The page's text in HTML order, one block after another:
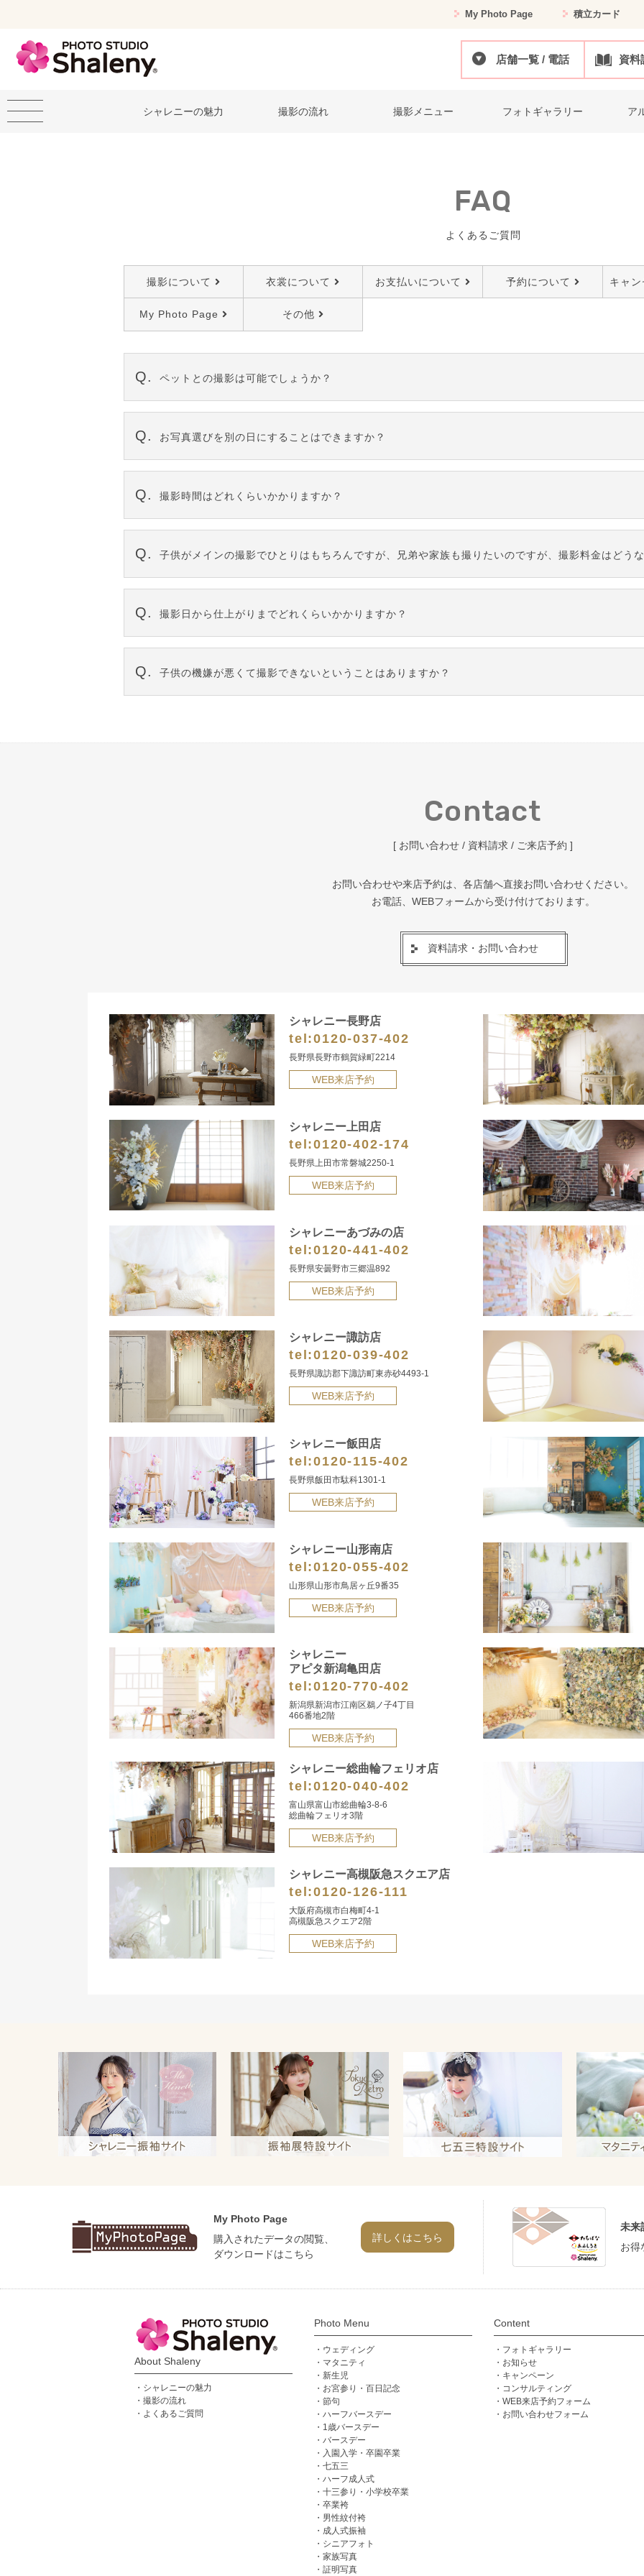
My Photo Page 積立カード
店舗一覧 / 電話 資料
シャレニーの魅力 撮影の流れ 撮影メニュー フォトギャラリー ア
FAQ
よくあるご質問
撮影について 衣裳について お支払いについて 予約について キャン
My Photo Page その他
ペットとの撮影は可能でしょうか？
お写真選びを別の日にすることはできますか？
なお、連絡なくお写真選びにお越し頂けない場合、お撮り頂いたお写真のデータは撮影日より1年経
らかじめご了承くださいませ。
撮影時間はどれくらいかかりますか？
美容（ヘアセット・メイク・着付）を承った場合、ヘアセット・メイクで30分位、着付で30分位を目
詳しくはお問い合わせ下さい。
子供がメインの撮影でひとりはもちろんですが、兄弟や家族も撮りたいのですが、撮影料金はどう
て頂いております。プリント料金（台紙付）・アルバム料金のみ掛かります。
撮影日から仕上がりまでどれくらいかかりますか？
子供の機嫌が悪くて撮影できないということはありますか？
Contact
[ お問い合わせ / 資料請求 / ご来店予約 ]
お問い合わせや来店予約は、各店舗へ直接お問い合わせください。
お電話、WEBフォームから受け付けております。
資料請求・お問い合わせ
シャレニー長野店
tel:0120-037-402
長野県長野市鶴賀緑町2214
WEB来店予約
シャレニー上田店
tel:0120-402-174
長野県上田市常磐城2250-1
WEB来店予約
シャレニーあづみの店
tel:0120-441-402
長野県安曇野市三郷温892
WEB来店予約
シャレニー諏訪店
tel:0120-039-402
長野県諏訪郡下諏訪町東赤砂4493-1
WEB来店予約
シャレニー飯田店
tel:0120-115-402
長野県飯田市駄科1301-1
WEB来店予約
シャレニー山形南店
tel:0120-055-402
山形県山形市鳥居ヶ丘9番35
WEB来店予約
シャレニー
アピタ新潟亀田店
tel:0120-770-402
新潟県新潟市江南区鵜ノ子4丁目
466番地2階
WEB来店予約
シャレニー総曲輪フェリオ店
tel:0120-040-402
富山県富山市総曲輪3-8-6
総曲輪フェリオ3階
WEB来店予約
シャレニー高槻阪急スクエア店
tel:0120-126-111
大阪府高槻市白梅町4-1
高槻阪急スクエア2階
WEB来店予約
My Photo Page
購入されたデータの閲覧、
ダウンロードはこちら
詳しくはこちら
未来
お得
About Shaleny
シャレニーの魅力
撮影の流れ
よくあるご質問
Photo Menu
ウェディング
マタニティ
新生児
お宮参り・百日記念
節句
ハーフバースデー
1歳バースデー
バースデー
入園入学・卒園卒業
七五三
ハーフ成人式
十三参り・小学校卒業
卒業袴
男性紋付袴
成人式振袖
シニアフォト
家族写真
証明写真
Content
フォトギャラリー
お知らせ
キャンペーン
コンサルティング
WEB来店予約フォーム
お問い合わせフォーム